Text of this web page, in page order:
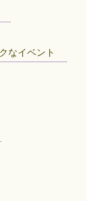
なイベント